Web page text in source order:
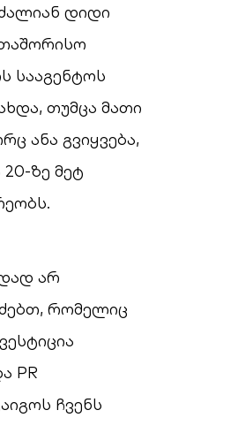
დიდი
სააგენტოს
თუმცა მათი
ანა გვიყვება,
ზე მეტ
არ
რომელიც
PR
ჩვენს